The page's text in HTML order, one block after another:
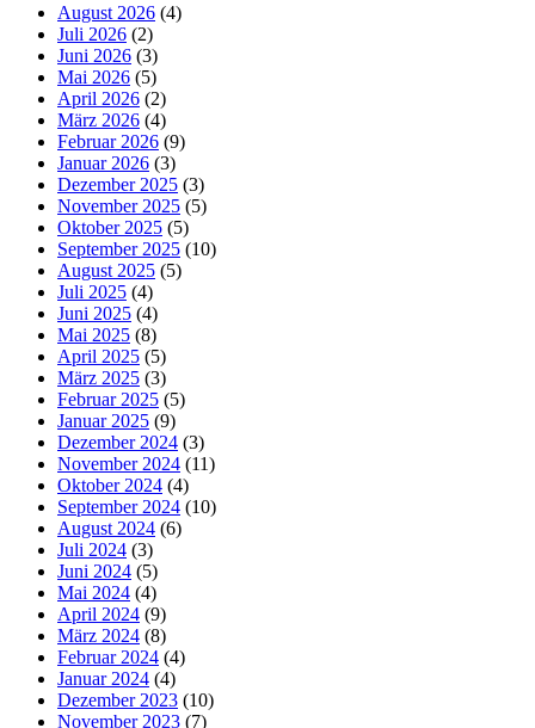
August 2026 (4)
Juli 2026 (2)
Juni 2026 (3)
Mai 2026 (5)
April 2026 (2)
März 2026 (4)
Februar 2026 (9)
Januar 2026 (3)
Dezember 2025 (3)
November 2025 (5)
Oktober 2025 (5)
September 2025 (10)
August 2025 (5)
Juli 2025 (4)
Juni 2025 (4)
Mai 2025 (8)
April 2025 (5)
März 2025 (3)
Februar 2025 (5)
Januar 2025 (9)
Dezember 2024 (3)
November 2024 (11)
Oktober 2024 (4)
September 2024 (10)
August 2024 (6)
Juli 2024 (3)
Juni 2024 (5)
Mai 2024 (4)
April 2024 (9)
März 2024 (8)
Februar 2024 (4)
Januar 2024 (4)
Dezember 2023 (10)
November 2023 (7)